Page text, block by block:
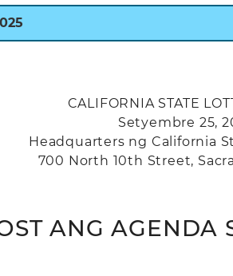
CALIFORNIA STATE
Setyembre 25,
Headquarters ng California
700 North 10th Street,
ANG AGENDA